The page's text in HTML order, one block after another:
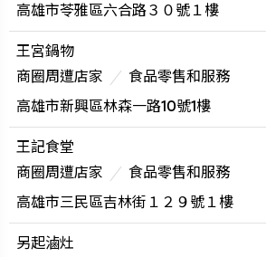
高雄市苓雅區六合路３０號１樓
王宮鍋物
商圈周遭店家
食品零售和服務
高雄市新興區林森一路10號1樓
王記食堂
商圈周遭店家
食品零售和服務
高雄市三民區吉林街１２９號１樓
另起滷灶